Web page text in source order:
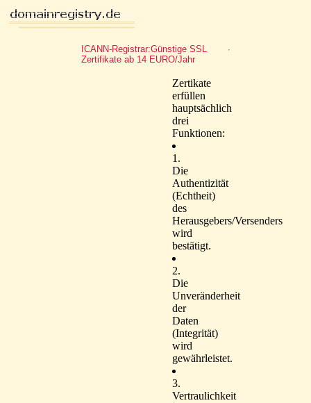
ICANN-Registrar:Günstige SSL
Zertifikate ab 14 EURO/Jahr
Zertikate
erfüllen
hauptsächlich
drei
Funktionen:
1.
Die
Authentizität
(Echtheit)
des
Herausgebers/Versenders
wird
bestätigt.
2.
Die
Unveränderheit
der
Daten
(Integrität)
wird
gewährleistet.
3.
Vertraulichkeit